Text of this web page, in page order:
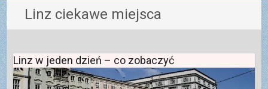
o
n
t
e
n
t
Linz ciekawe miejsca
Linz w jeden dzień – co zobaczyć